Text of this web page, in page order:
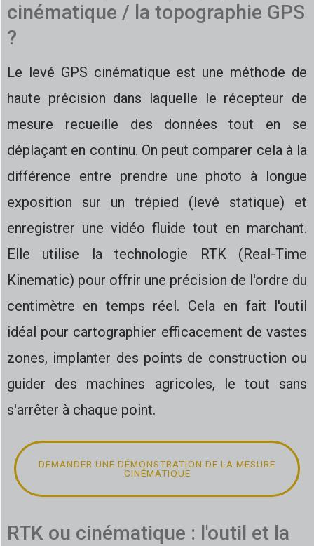
cinématique / la topographie GPS
?
Le levé GPS cinématique est une méthode de
haute précision dans laquelle le récepteur de
mesure recueille des données tout en se
déplaçant en continu. On peut comparer cela à la
différence entre prendre une photo à longue
exposition sur un trépied (levé statique) et
enregistrer une vidéo fluide tout en marchant.
Elle utilise la technologie RTK (Real-Time
Kinematic) pour offrir une précision de l'ordre du
centimètre en temps réel. Cela en fait l'outil
idéal pour cartographier efficacement de vastes
zones, implanter des points de construction ou
guider des machines agricoles, le tout sans
s'arrêter à chaque point.
DEMANDER UNE DÉMONSTRATION DE LA MESURE
CINÉMATIQUE
RTK ou cinématique : l'outil et la